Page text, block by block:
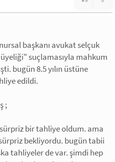
başkanı avukat selçuk
üyeliği" suçlamasıyla mahkum
bugün 8.5 yılın üstüne
edildi.
;
bir tahliye oldum. ama
bekliyordu. bugün tabii
tahliyeler de var. şimdi hep